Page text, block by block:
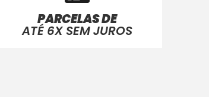
PARCELAS DE
ATÉ 6X SEM JUROS